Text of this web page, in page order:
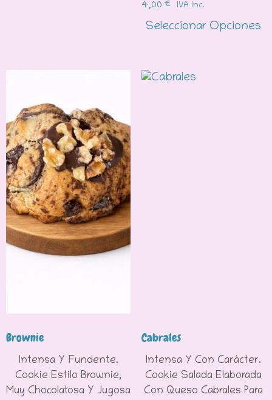
4,00 € IVA Inc.
Seleccionar Opciones
Brownie
Intensa Y Fundente.
Cookie Estilo Brownie,
Muy Chocolatosa Y Jugosa
Cabrales
Intensa Y Con Carácter.
Cookie Salada Elaborada
Con Queso Cabrales Para